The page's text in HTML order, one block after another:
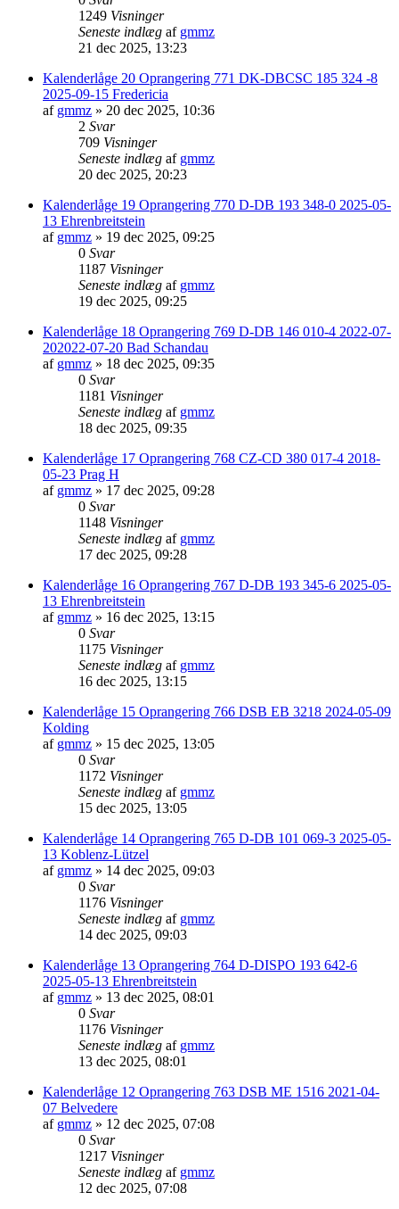
1249 Visninger
Seneste indlæg af gmmz
21 dec 2025, 13:23
Kalenderlåge 20 Oprangering 771 DK-DBCSC 185 324 -8
2025-09-15 Fredericia
af gmmz » 20 dec 2025, 10:36
2 Svar
709 Visninger
Seneste indlæg af gmmz
20 dec 2025, 20:23
Kalenderlåge 19 Oprangering 770 D-DB 193 348-0 2025-05-
13 Ehrenbreitstein
af gmmz » 19 dec 2025, 09:25
0 Svar
1187 Visninger
Seneste indlæg af gmmz
19 dec 2025, 09:25
Kalenderlåge 18 Oprangering 769 D-DB 146 010-4 2022-07-
202022-07-20 Bad Schandau
af gmmz » 18 dec 2025, 09:35
0 Svar
1181 Visninger
Seneste indlæg af gmmz
18 dec 2025, 09:35
Kalenderlåge 17 Oprangering 768 CZ-CD 380 017-4 2018-
05-23 Prag H
af gmmz » 17 dec 2025, 09:28
0 Svar
1148 Visninger
Seneste indlæg af gmmz
17 dec 2025, 09:28
Kalenderlåge 16 Oprangering 767 D-DB 193 345-6 2025-05-
13 Ehrenbreitstein
af gmmz » 16 dec 2025, 13:15
0 Svar
1175 Visninger
Seneste indlæg af gmmz
16 dec 2025, 13:15
Kalenderlåge 15 Oprangering 766 DSB EB 3218 2024-05-09
Kolding
af gmmz » 15 dec 2025, 13:05
0 Svar
1172 Visninger
Seneste indlæg af gmmz
15 dec 2025, 13:05
Kalenderlåge 14 Oprangering 765 D-DB 101 069-3 2025-05-
13 Koblenz-Lützel
af gmmz » 14 dec 2025, 09:03
0 Svar
1176 Visninger
Seneste indlæg af gmmz
14 dec 2025, 09:03
Kalenderlåge 13 Oprangering 764 D-DISPO 193 642-6
2025-05-13 Ehrenbreitstein
af gmmz » 13 dec 2025, 08:01
0 Svar
1176 Visninger
Seneste indlæg af gmmz
13 dec 2025, 08:01
Kalenderlåge 12 Oprangering 763 DSB ME 1516 2021-04-
07 Belvedere
af gmmz » 12 dec 2025, 07:08
0 Svar
1217 Visninger
Seneste indlæg af gmmz
12 dec 2025, 07:08